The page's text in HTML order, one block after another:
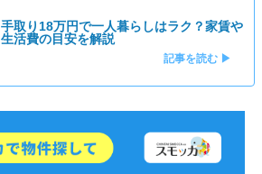
手取り18万円で一人暮らしはラク？家賃や
生活費の目安を解説
記事を読む ▶